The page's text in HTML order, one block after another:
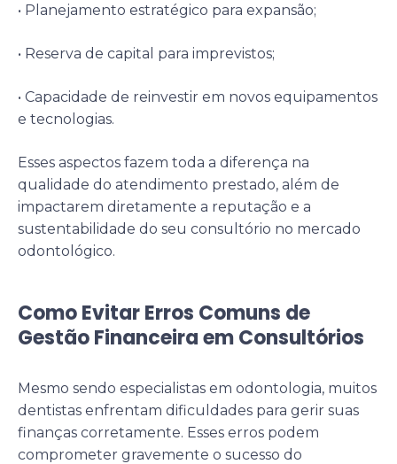
• Planejamento estratégico para expansão;
• Reserva de capital para imprevistos;
• Capacidade de reinvestir em novos equipamentos
e tecnologias.
Esses aspectos fazem toda a diferença na
qualidade do atendimento prestado, além de
impactarem diretamente a reputação e a
sustentabilidade do seu consultório no mercado
odontológico.
Como Evitar Erros Comuns de
Gestão Financeira em Consultórios
Mesmo sendo especialistas em odontologia, muitos
dentistas enfrentam dificuldades para gerir suas
finanças corretamente. Esses erros podem
comprometer gravemente o sucesso do